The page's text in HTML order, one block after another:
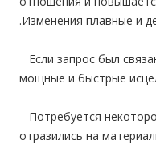
.Изменения плавные и
Если запрос был
мощные и быстрые
Потребуется
отразились на